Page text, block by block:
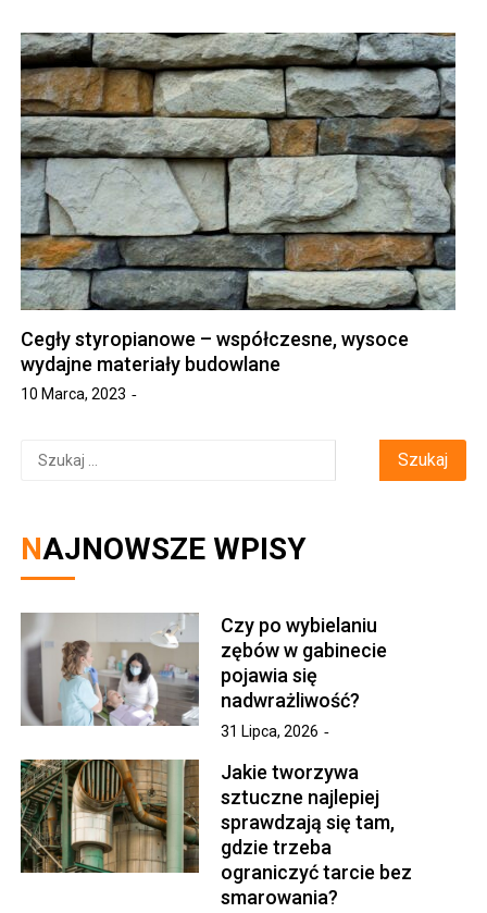
Cegły styropianowe – współczesne, wysoce
wydajne materiały budowlane
10 Marca, 2023
Szukaj:
NAJNOWSZE WPISY
Czy po wybielaniu
zębów w gabinecie
pojawia się
nadwrażliwość?
31 Lipca, 2026
Jakie tworzywa
sztuczne najlepiej
sprawdzają się tam,
gdzie trzeba
ograniczyć tarcie bez
smarowania?